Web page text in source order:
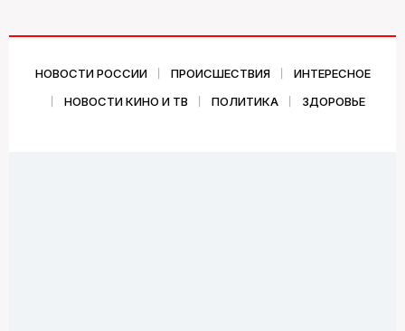
НОВОСТИ РОССИИ ПРОИСШЕСТВИЯ
ИНТЕРЕСНОЕ
НОВОСТИ КИНО И ТВ
ПОЛИТИКА ЗДОРОВЬЕ